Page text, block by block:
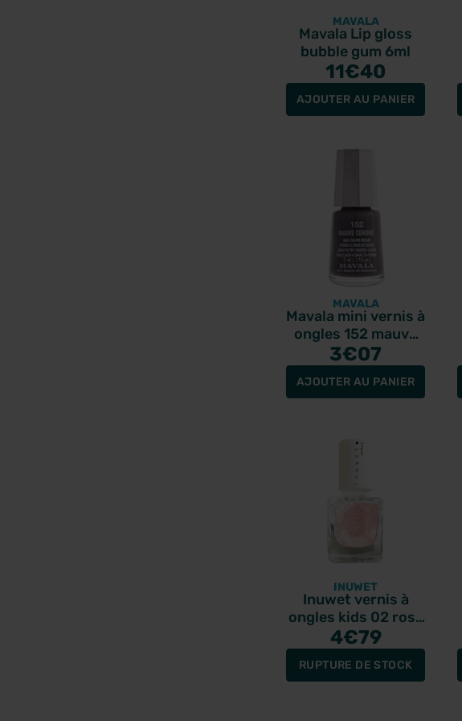
MAVALA
Mavala Lip gloss
bubble gum 6ml
11€40
AJOUTER AU PANIER
MAVALA
Mavala mini vernis à
ongles 152 mauve
cendré 5ml
3€07
AJOUTER AU PANIER
INUWET
Inuwet vernis à
ongles kids 02 rose
clair parfum fraise
4€79
RUPTURE DE STOCK